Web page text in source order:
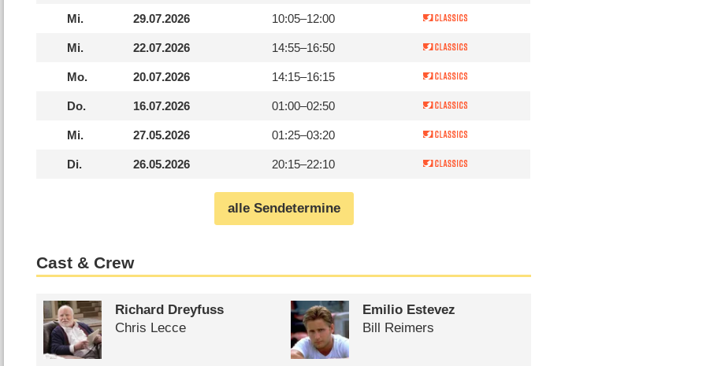
Mi. 29.07.2026 10:05–12:00
Mi. 22.07.2026 14:55–16:50
Mo. 20.07.2026 14:15–16:15
Do. 16.07.2026 01:00–02:50
Mi. 27.05.2026 01:25–03:20
Di. 26.05.2026 20:15–22:10
alle Sendetermine
Cast & Crew
Richard Dreyfuss
Chris Lecce
Emilio Estevez
Bill Reimers